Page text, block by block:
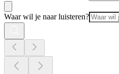
Waar wil je naar luisteren?